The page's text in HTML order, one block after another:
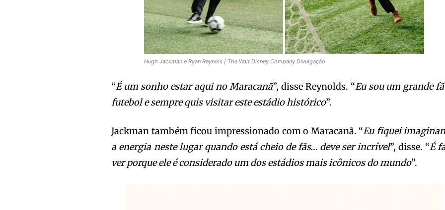
Hugh Jackman e Ryan Reynols | The Walt Disney Company Divulgação
“É um sonho estar aqui no Maracanã”, disse Reynolds. “Eu sou um grande
futebol e sempre quis visitar este estádio histórico”.
Jackman também ficou impressionado com o Maracanã. “Eu fiquei
a energia neste lugar quando está cheio de fãs… deve ser incrível”, disse. “É
ver porque ele é considerado um dos estádios mais icônicos do mundo”.